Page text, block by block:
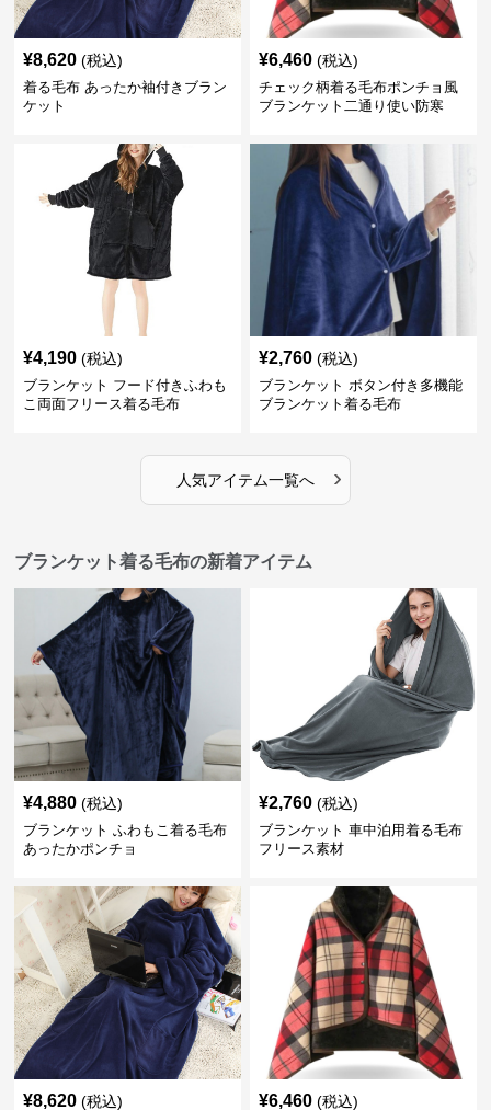
¥8,620 (税込)
着る毛布 あったか袖付きブラン
ケット
¥6,460 (税込)
チェック柄着る毛布ポンチョ風
ブランケット二通り使い防寒
¥4,190 (税込)
ブランケット フード付きふわも
こ両面フリース着る毛布
¥2,760 (税込)
ブランケット ボタン付き多機能
ブランケット着る毛布
人気アイテム一覧へ ›
ブランケット着る毛布の新着アイテム
¥4,880 (税込)
ブランケット ふわもこ着る毛布
あったかポンチョ
¥2,760 (税込)
ブランケット 車中泊用着る毛布
フリース素材
¥8,620 (税込) ¥6,460 (税込)